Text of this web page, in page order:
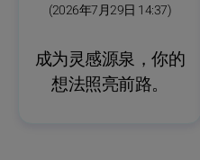
(2026年7月29日 14:37)
成为灵感源泉，你的
想法照亮前路。